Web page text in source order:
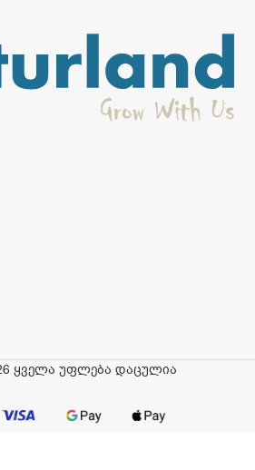
ყველა უფლება დაცულია